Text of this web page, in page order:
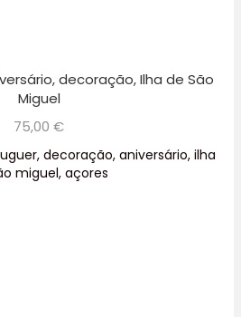
decoração, Ilha de São
Miguel
75,00 €